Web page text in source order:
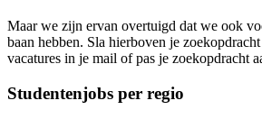
Maar we zijn ervan overtuigd dat we ook
baan hebben. Sla hierboven je
vacatures in je mail of pas je zoekopdracht
Studentenjobs per regio